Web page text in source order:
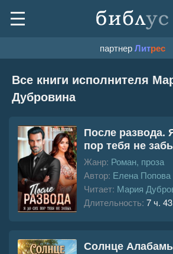
партнерЛитрес
Все книги исполнителя
Дубровина
После развода.
пор тебя не
Жанр: Роман, проза
Автор: Елена Попова
Читает: Мария
Длительность: 7 ч.
Солнце